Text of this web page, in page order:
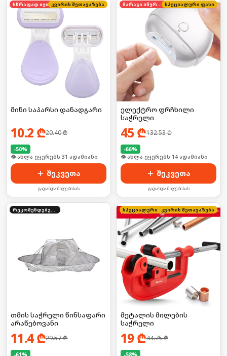
სწრაფად იყიდება
კვირის შეთავაზება
მინი საპარსი დანადგარი
10.2 ₾20.40₾
-50%
🛒 ბოლო 24სთ-ში იყიდა 46-მა
შეკვეთა
გადახდა მიღებისას
მარაგი იწურება სპეციალური ფასი
ელექტრო ფრჩხილი
საჭრელი
45 ₾132.53₾
-66%
🛒 ბოლო 24სთ-ში იყიდა 19-მა
შეკვეთა
გადახდა მიღებისას
რეკომენდებული
თმის საჭრელი წინსაფარი
არაწებოვანი
11.4₾29.57₾
-61%
სპეციალური ფასი
კვირის შეთავაზება
მეტალის მილების
საჭრელი
19 ₾44.75₾
-58%